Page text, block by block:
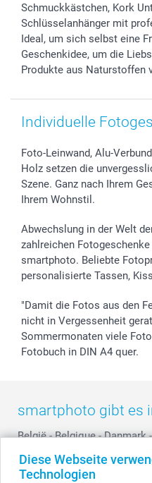
Diese Webseite
Technologien
Widerrufsrecht
Zu allen Anlässen
Status der Bestellung
smartfriends
smartgarantie
smartbonus
Schmuckkästchen, Kork
Schlüsselanhänger mit
Ideal, um sich selbst eine
Geschenkidee, um die
Produkte aus Naturstoffen
Individuelle
Foto-Leinwand, Alu-
Holz setzen die
Szene. Ganz nach Ihrem
Ihrem Wohnstil.
Abwechslung in der Welt
zahlreichen
smartphoto. Beliebte
personalisierte Tassen,
"Damit die Fotos aus den
nicht in Vergessenheit
Sommermonaten viele
Fotobuch in DIN A4 quer.
smartphoto gibt es
België - Belgique - Danmark -
- Nederland - Norge -
Switzerland - Suomi